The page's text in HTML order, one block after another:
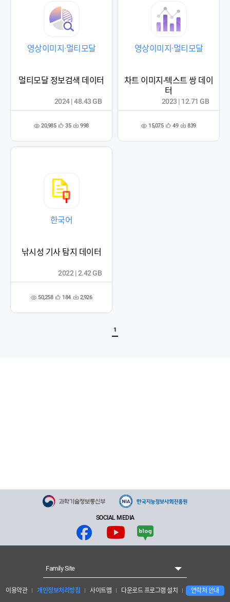
영상이미지·멀티모달
멀티모달 정보검색 데이터
조 20,985 관
록
35 다 998
2024 | 48.43 GB
영상이미지·멀티모달
차트 이미지-텍스트 쌍 데이
터
조 15,075 관
록
49 다 839
2023 | 12.71 GB
한국어
낚시성 기사 탐지 데이터
조 50,258 관
록
184 다 2,926
2022 | 2.42 GB
1
SOCIAL MEDIA
이용약관 개인정보처리방침 사이트맵 다운로드 프로그램 설치 연락처 안내
Family Site